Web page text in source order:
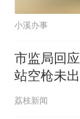
小溪办事
市监局回
站空枪未
价，封存
板送检，停
荔枝新闻